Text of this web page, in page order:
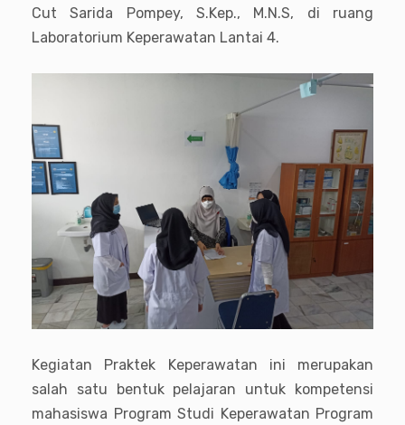
Cut Sarida Pompey, S.Kep., M.N.S, di ruang
Laboratorium Keperawatan Lantai 4.
Kegiatan Praktek Keperawatan ini merupakan
salah satu bentuk pelajaran untuk kompetensi
mahasiswa Program Studi Keperawatan Program